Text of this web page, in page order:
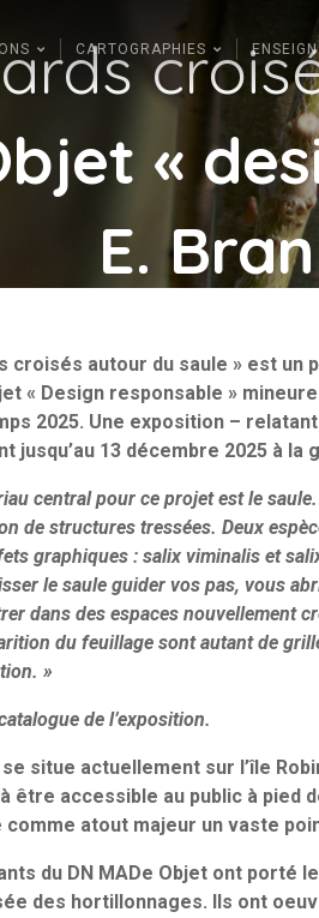
CARTOGRAPHIES
«
E.
croisés autour du saule » est un
« Design responsable »
2025. Une exposition –
jusqu’au 13 décembre 2025 à la
central pour ce projet est le
de structures tressées. Deux
graphiques : salix viminalis et
le saule guider vos pas, vous
dans des espaces nouvellement
du feuillage sont autant de
»
de l’exposition.
situe actuellement sur l’île
à être accessible au public à pied
atout majeur un vaste
du DN MADe Objet ont porté
des hortillonnages. Ils ont